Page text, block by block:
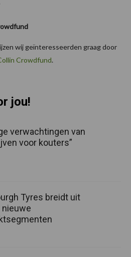
wij geïnteresseerden graag door
Crowdfund.
jou!
verwachtingen van
voor kouters”
Tyres breidt uit
nieuwe